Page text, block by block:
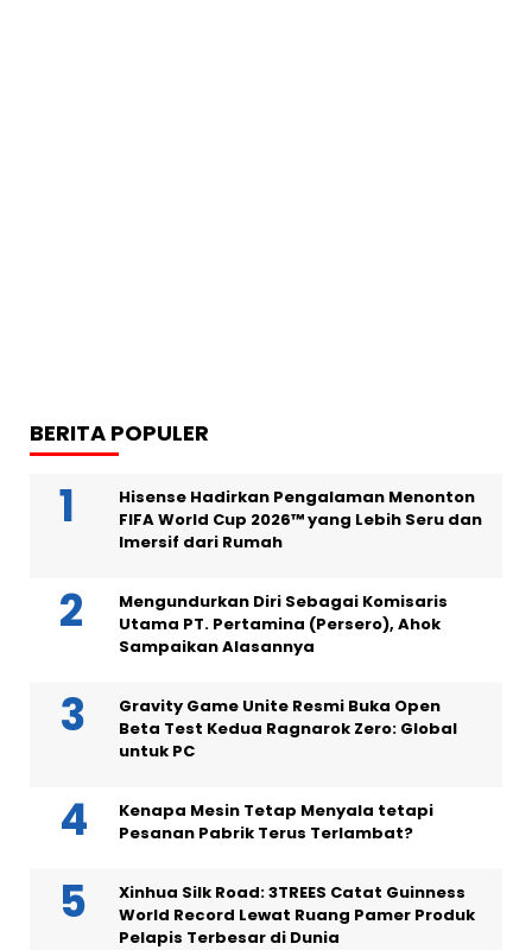
BERITA POPULER
Hisense Hadirkan Pengalaman Menonton
FIFA World Cup 2026™ yang Lebih Seru dan
Imersif dari Rumah
Mengundurkan Diri Sebagai Komisaris
Utama PT. Pertamina (Persero), Ahok
Sampaikan Alasannya
Gravity Game Unite Resmi Buka Open
Beta Test Kedua Ragnarok Zero: Global
untuk PC
Kenapa Mesin Tetap Menyala tetapi
Pesanan Pabrik Terus Terlambat?
Xinhua Silk Road: 3TREES Catat Guinness
World Record Lewat Ruang Pamer Produk
Pelapis Terbesar di Dunia